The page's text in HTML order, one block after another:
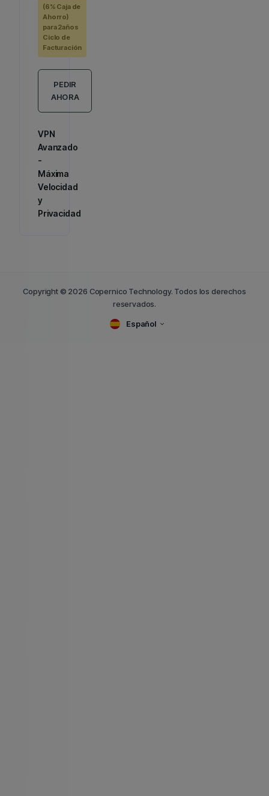
(6% Caja de
Ahorro)
para 2años
Ciclo de
Facturación
PEDIR
AHORA
VPN
Avanzado
-
Máxima
Velocidad
y
Privacidad
Copyright © 2026 Copernico Technology. Todos los derechos
reservados.
Español